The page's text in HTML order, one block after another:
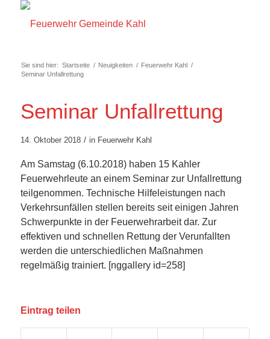
Sie sind hier: Startseite / Neuigkeiten / Feuerwehr Kahl /
Seminar Unfallrettung
Seminar Unfallrettung
14. Oktober 2018 / in Feuerwehr Kahl
Am Samstag (6.10.2018) haben 15 Kahler
Feuerwehrleute an einem Seminar zur Unfallrettung
teilgenommen. Technische Hilfeleistungen nach
Verkehrsunfällen stellen bereits seit einigen Jahren
Schwerpunkte in der Feuerwehrarbeit dar. Zur
effektiven und schnellen Rettung der Verunfallten
werden die unterschiedlichen Maßnahmen
regelmäßig trainiert. [nggallery id=258]
Eintrag teilen